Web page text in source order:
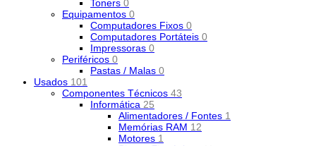
Toners 0
Equipamentos 0
Computadores Fixos 0
Computadores Portáteis 0
Impressoras 0
Periféricos 0
Pastas / Malas 0
Usados 101
Componentes Técnicos 43
Informática 25
Alimentadores / Fontes 1
Memórias RAM 12
Motores 1